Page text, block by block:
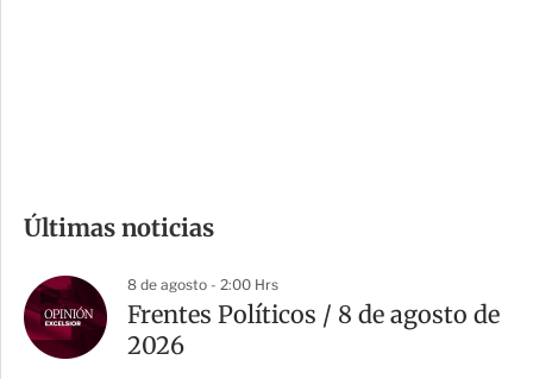
p
a
r
t
Últimas noticias
8 de agosto - 2:00 Hrs
Frentes Políticos / 8 de agosto de
2026